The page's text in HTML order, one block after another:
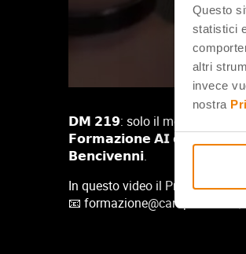
Questo
statistici
altri
invece
nostra
𝗗𝗠 𝟮𝟭𝟵: solo il meglio per la
𝗙𝗼𝗿𝗺𝗮𝘇𝗶𝗼𝗻𝗲 𝗔𝗜 di Simbi –
𝗕𝗲𝗻𝗰𝗶𝘃𝗲𝗻𝗻𝗶.
In questo video il Prof
📧 formazione@campustore.it